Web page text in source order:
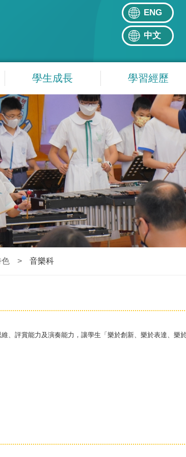
ENG
中文
學生成長 學習經歷
色 > 音樂科
、評賞能力及演奏能力，讓學生「樂於創新、樂於表達、樂於